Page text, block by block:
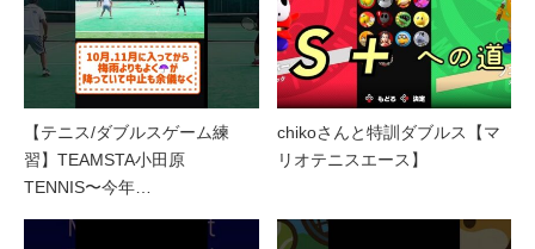
【テニス/ダブルスゲーム練
習】TEAMSTA小田原
TENNIS〜今年…
chikoさんと特訓ダブルス【マ
リオテニスエース】